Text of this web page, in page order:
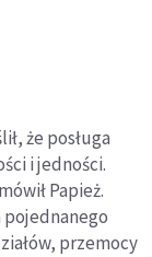
że posługa
i jedności.
Papież.
pojednanego
przemocy